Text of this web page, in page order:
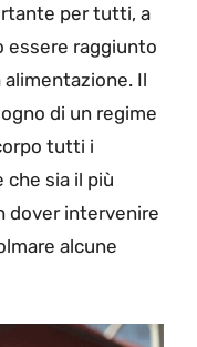
per tutti, a
essere raggiunto
Il
di un regime
tutti i
che sia il più
dover intervenire
alcune